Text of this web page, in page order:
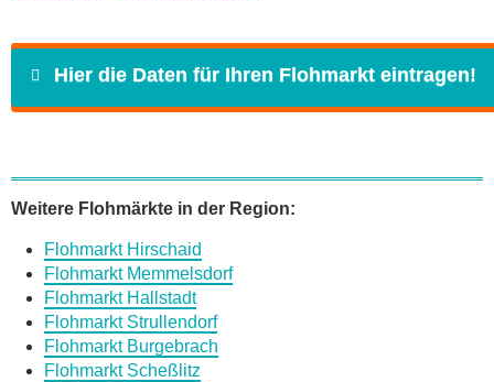
Hier die Daten für Ihren Flohmarkt eintragen!
E-Mail*
Weitere Flohmärkte in der Region:
Flohmarkt Hirschaid
Flohmarkt Memmelsdorf
Flohmarkt Hallstadt
Flohmarkt Strullendorf
Flohmarkt Burgebrach
Flohmarkt Scheßlitz